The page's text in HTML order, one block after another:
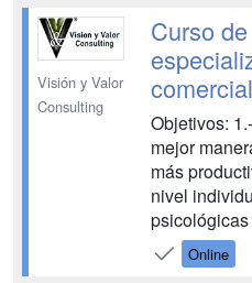
Visión y Valor
Consulting
Curso
Objetivos:
mejor
más
nivel
la venta y
productos.
Online